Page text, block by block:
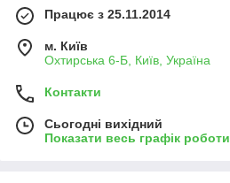
Працює з 25.11.2014
м. Київ
Охтирська 6-Б, Київ, Україна
Контакти
Сьогодні вихідний
Показати весь графік роботи